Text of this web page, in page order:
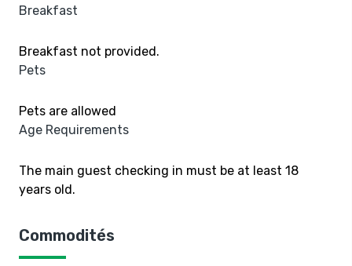
Breakfast
Breakfast not provided.
Pets
Pets are allowed
Age Requirements
The main guest checking in must be at least 18
years old.
Commodités